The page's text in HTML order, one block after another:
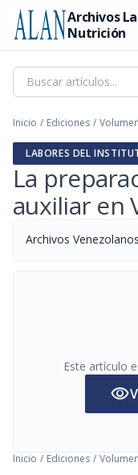
Archivos
Nutrición
Inicio / Ediciones /
LABORES DEL
La
auxiliar en
Archivos
Este artículo
visibility
Inicio / Ediciones /